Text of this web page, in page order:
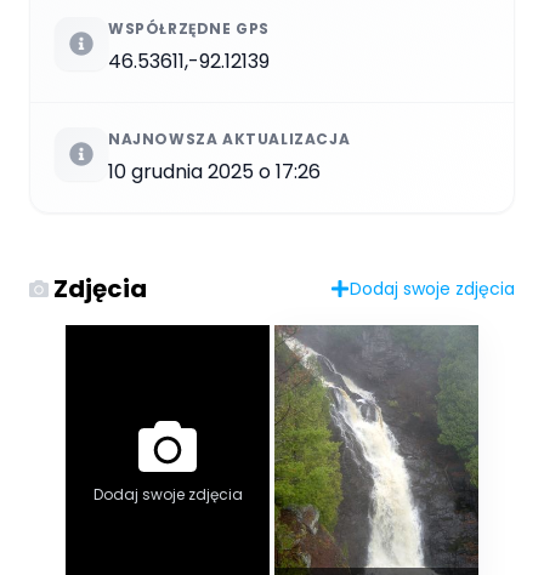
WSPÓŁRZĘDNE GPS
46.53611,-92.12139
NAJNOWSZA AKTUALIZACJA
10 grudnia 2025 o 17:26
Zdjęcia Dodaj swoje zdjęcia
Dodaj swoje zdjęcia